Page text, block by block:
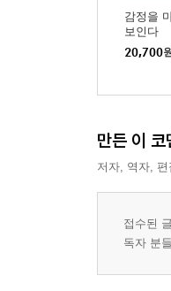
감정을
보인다
20,700
만든 이 코
저자, 역자,
접수된
독자 분